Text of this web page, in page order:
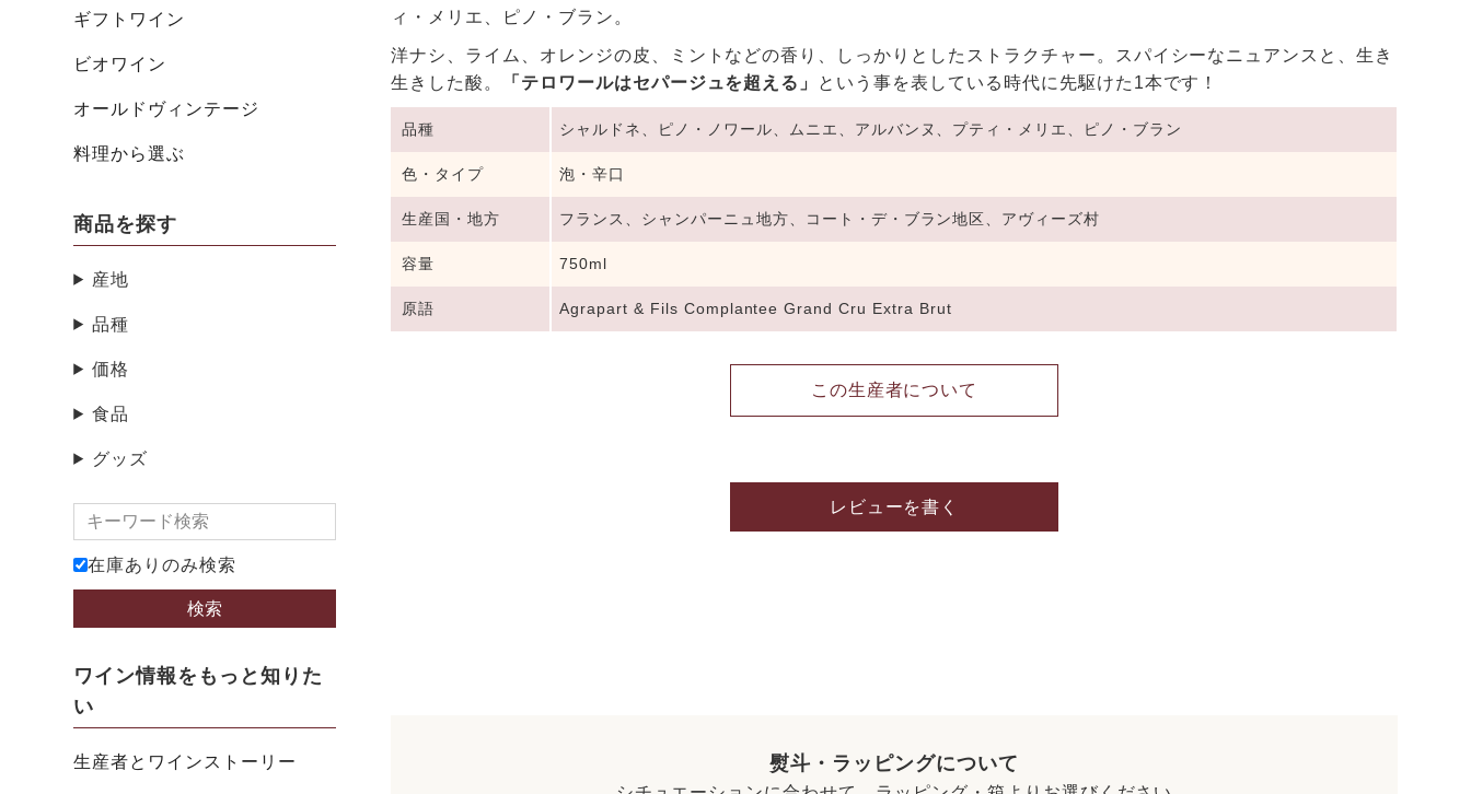
ギフトワイン
ビオワイン
オールドヴィンテージ
料理から選ぶ
商品を探す
産地
品種
価格
食品
グッズ
在庫ありのみ検索
検索
ワイン情報をもっと知りた
い
生産者とワインストーリー
ィ・メリエ、ピノ・ブラン。
洋ナシ、ライム、オレンジの皮、ミントなどの香り、しっかりとしたストラクチャー。スパイシーなニュアンスと、生き
生きした酸。
「テロワールはセパージュを超える」 という事を表している時代に先駆けた1本です！
品種 シャルドネ、ピノ・ノワール、ムニエ、アルバンヌ、プティ・メリエ、ピノ・ブラン
色・タイプ 泡・辛口
生産国・地方 フランス、シャンパーニュ地方、コート・デ・ブラン地区、アヴィーズ村
容量 750ml
原語 Agrapart & Fils Complantee Grand Cru Extra Brut
この生産者について
レビューを書く
熨斗・ラッピングについて